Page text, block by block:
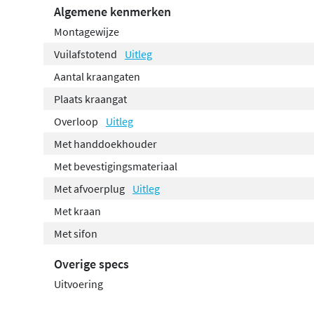
Algemene kenmerken
Montagewijze
Vuilafstotend
Uitleg
Aantal kraangaten
Plaats kraangat
Overloop
Uitleg
Met handdoekhouder
Met bevestigingsmateriaal
Met afvoerplug Uitleg
Met kraan
Met sifon
Overige specs
Uitvoering